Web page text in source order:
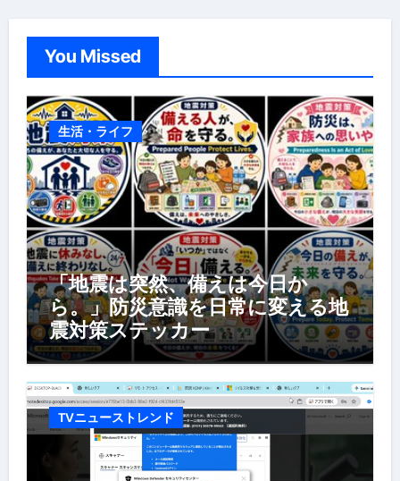
You Missed
生活・ライフ
「地震は突然、備えは今日か
ら。」防災意識を日常に変える地
震対策ステッカー
TVニューストレンド